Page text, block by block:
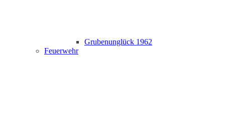
Grubenunglück 1962
Feuerwehr